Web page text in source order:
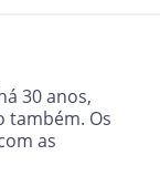
30 anos,
também. Os
as